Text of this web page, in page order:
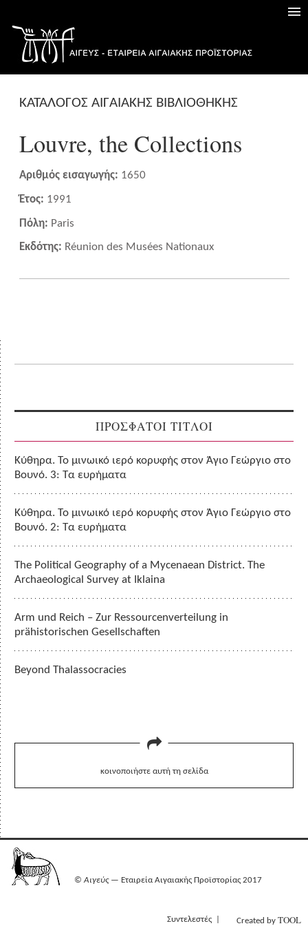
ΚΑΤΑΛΟΓΟΣ ΑΙΓΑΙΑΚΗΣ ΒΙΒΛΙΟΘΗΚΗΣ
Louvre, the Collections
Αριθμός εισαγωγής: 1650
Έτος: 1991
Πόλη: Paris
Εκδότης: Réunion des Musées Nationaux
ΠΡΟΣΦΑΤΟΙ ΤΙΤΛΟΙ
Κύθηρα. Το μινωικό ιερό κορυφής στον Άγιο Γεώργιο στο
Βουνό. 3: Τα ευρήματα
Κύθηρα. Το μινωικό ιερό κορυφής στον Άγιο Γεώργιο στο
Βουνό. 2: Τα ευρήματα
The Political Geography of a Mycenaean District. The
Archaeological Survey at Iklaina
Arm und Reich – Zur Ressourcenverteilung in
prähistorischen Gesellschaften
Beyond Thalassocracies
κοινοποιήστε αυτή τη σελίδα
©Αιγεύς— Εταιρεία Αιγαιακής Προϊστορίας 2017
Συντελεστές Created by TOOL